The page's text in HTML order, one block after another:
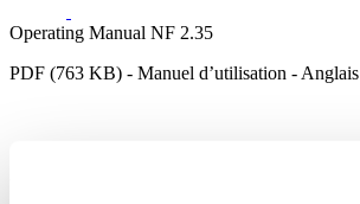
Operating Manual NF 2.35
PDF (763 KB) - Manuel d’utilisation - Anglais